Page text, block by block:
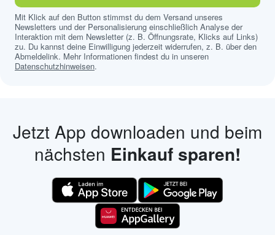
Mit Klick auf den Button stimmst du dem Versand unseres
Newsletters und der Personalisierung einschließlich Analyse der
Interaktion mit dem Newsletter (z. B. Öffnungsrate, Klicks auf Links)
zu. Du kannst deine Einwilligung jederzeit widerrufen, z. B. über den
Abmeldelink. Mehr Informationen findest du in unseren
Datenschutzhinweisen.
Jetzt App downloaden und beim
nächsten Einkauf sparen!